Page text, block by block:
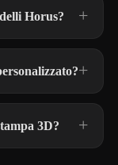
Horus?
3D?